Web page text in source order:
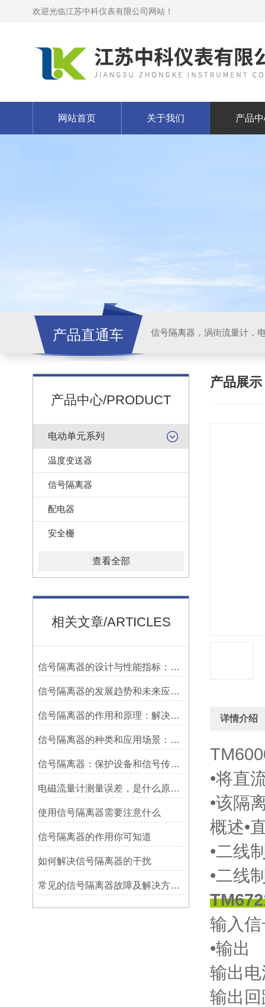
欢迎光临江苏中科仪表有限公司网站！
网站首页 关于我们 产品
产品直通车 信号隔离器，涡街流量计，
产品中心/PRODUCT
电动单元系列
温度变送器
信号隔离器
配电器
安全栅
查看全部
相关文章/ARTICLES
信号隔离器的设计与性能指标：确保稳定可靠的信号传输
信号隔离器的发展趋势和未来应用前景：适应新兴技术的发展需求
信号隔离器的作用和原理：解决信号干扰问题的有效手段
信号隔离器的种类和应用场景：满足不同需求的多样化选择
信号隔离器：保护设备和信号传输的关键工具
电磁流量计测量误差，是什么原因造成?
使用信号隔离器需要注意什么
信号隔离器的作用你可知道
如何解决信号隔离器的干扰
常见的信号隔离器故障及解决方案，你知道吗？
产品展示
详情介绍
•将直
•该隔
概述•
•二线
•二线
输入
•输出
输出
输出